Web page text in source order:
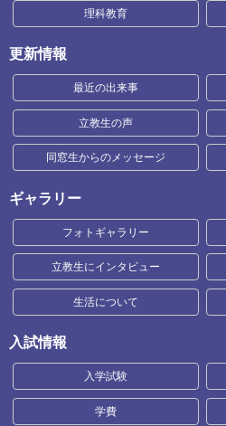
理科教育
更新情報
最近の出来事
立教生の声
同窓生からのメッセージ
ギャラリー
フォトギャラリー
立教生にインタビュー
生活について
入試情報
入学試験
学費